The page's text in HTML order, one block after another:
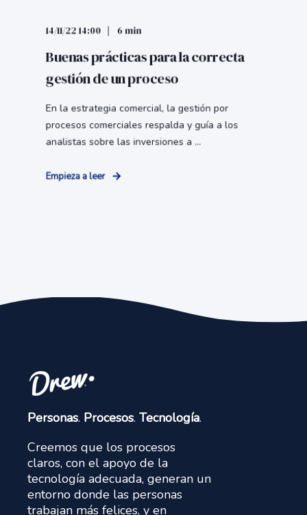
14/11/22 14:00 6 min
Buenas prácticas para la correcta
gestión de un proceso
En la estrategia comercial, la gestión por
procesos comerciales respalda y guía a los
analistas sobre las inversiones a ...
Empieza a leer
Personas. Procesos. Tecnología.
Creemos que los procesos
claros, con el apoyo de la
tecnología adecuada, generan un
entorno donde las personas
trabajan más felices, y en